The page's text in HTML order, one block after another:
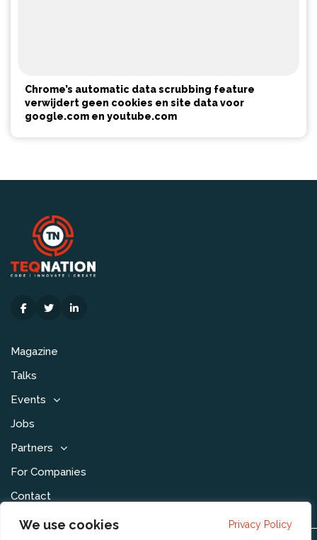
We use cookies Privacy Policy
Chrome’s automatic data scrubbing feature
verwijdert geen cookies en site data voor
google.com en youtube.com
Magazine
Talks
Events
Jobs
Partners
For Companies
Contact